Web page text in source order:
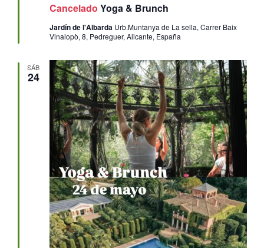
Cancelado Yoga & Brunch
Jardín de l'Albarda Urb.Muntanya de La sella, Carrer Baix
Vinalopò, 8, Pedreguer, Alicante, España
SÁB
24